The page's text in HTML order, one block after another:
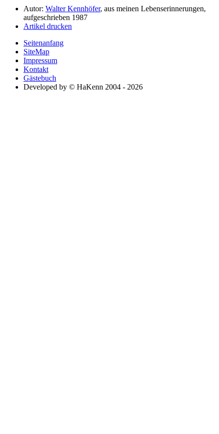
Autor: Walter Kennhöfer, aus meinen Lebenserinnerungen,
aufgeschrieben 1987
Artikel drucken
Seitenanfang
SiteMap
Impressum
Kontakt
Gästebuch
Developed by © HaKenn 2004 - 2026